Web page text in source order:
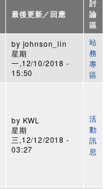
最後更新／回應
討
論
區
by johnson_lin
星期
一,12/10/2018 -
15:50
站
務
專
區
by KWL
星期
三,12/12/2018 -
03:27
活
動
訊
息